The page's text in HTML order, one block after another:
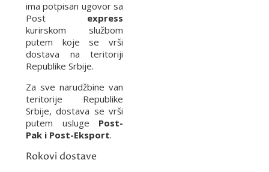
ima potpisan ugovor sa
Post express
kurirskom službom
putem koje se vrši
dostava na teritoriji
Republike Srbije.
Za sve narudžbine van
teritorije Republike
Srbije, dostava se vrši
putem usluge Post-
Pak i Post-Eksport.
Rokovi dostave